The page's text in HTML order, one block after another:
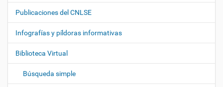
e
g
a
i
Publicaciones del CNLSE
Infografías y píldoras informativas
Biblioteca Virtual
Búsqueda simple